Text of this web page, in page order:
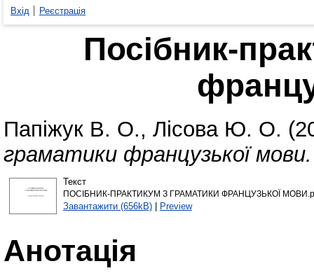
Вхід Реєстрація
Посібник-
Папіжук В. О., Лісова Ю. О.
граматики французької мови.
Текст
ПОСІБНИК-ПРАКТИКУМ З ГРАМАТИКИ ФРАНЦУЗЬКОЇ
Завантажити (656kB)| Preview
Анотація